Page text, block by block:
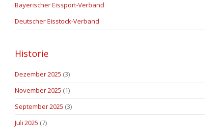
Bayerischer Eissport-Verband
Deutscher Eisstock-Verband
Historie
Dezember 2025 (3)
November 2025 (1)
September 2025 (3)
Juli 2025 (7)